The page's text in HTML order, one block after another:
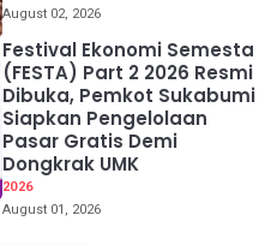
August 02, 2026
Festival Ekonomi Semesta
(FESTA) Part 2 2026 Resmi
Dibuka, Pemkot Sukabumi
Siapkan Pengelolaan
Pasar Gratis Demi
Dongkrak UMK
2026
August 01, 2026